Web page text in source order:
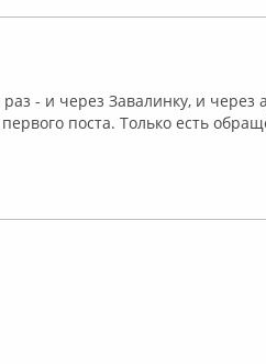
- и через Завалинку, и через
поста. Только есть